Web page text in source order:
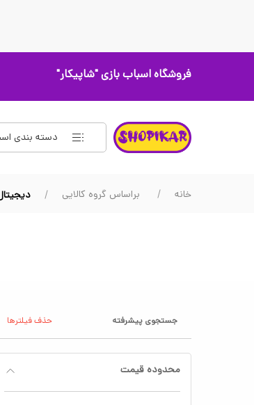
فروشگاه اسباب بازی"شاپیکار"
دسته بندی
خانه براساس گروه کالایی
جستجوی پیشرفته حذف فیلترها
محدوده قیمت